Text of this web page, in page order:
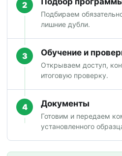
2
Подбираем
лишние дубли.
3 Обучение и
Открываем доступ,
итоговую проверку.
4 Документы
Готовим и передаем
установленного